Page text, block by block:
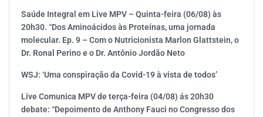
Saúde Integral em Live MPV – Quinta-feira (06/08) às
20h30. “Dos Aminoácidos às Proteínas, uma jornada
molecular. Ep. 9 – Com o Nutricionista Marlon Glattstein, o
Dr. Ronal Perino e o Dr. Antônio Jordão Neto
WSJ: ‘Uma conspiração da Covid-19 à vista de todos’
Live Comunica MPV de terça-feira (04/08) ás 20h30
debate: “Depoimento de Anthony Fauci no Congresso dos